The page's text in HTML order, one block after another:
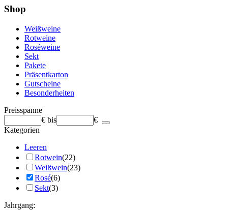
Shop
Weißweine
Rotweine
Roséweine
Sekt
Pakete
Präsentkarton
Gutscheine
Besonderheiten
Preisspanne
€ bis
€
Kategorien
Leeren
Rotwein(22)
Weißwein(23)
Rosé(6)
Sekt(3)
Jahrgang: